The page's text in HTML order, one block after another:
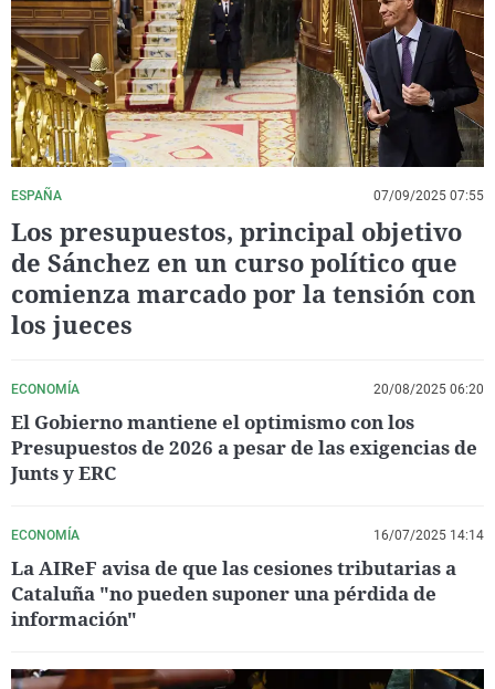
La rosa de los vientos
Gente viajera
Como el perro y el
Caso
Retornados
Equipo de
Operación Viuda
Extremadura
Galicia
La Rioja
Navarra
País Vasco
Virales
Televisión
Elecciones
ESPAÑA 07/09/2025 07:55
Los presupuestos, principal objetivo
de Sánchez en un curso político que
comienza marcado por la tensión con
los jueces
ECONOMÍA 20/08/2025 06:20
El Gobierno mantiene el optimismo con los
Presupuestos de 2026 a pesar de las exigencias de
Junts y ERC
ECONOMÍA 16/07/2025 14:14
La AIReF avisa de que las cesiones tributarias a
Cataluña "no pueden suponer una pérdida de
información"